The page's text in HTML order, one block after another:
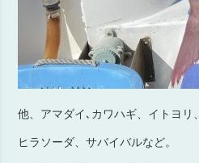
他、アマダイ､カワハギ、イトヨリ、
ヒラソーダ、サバイバルなど。